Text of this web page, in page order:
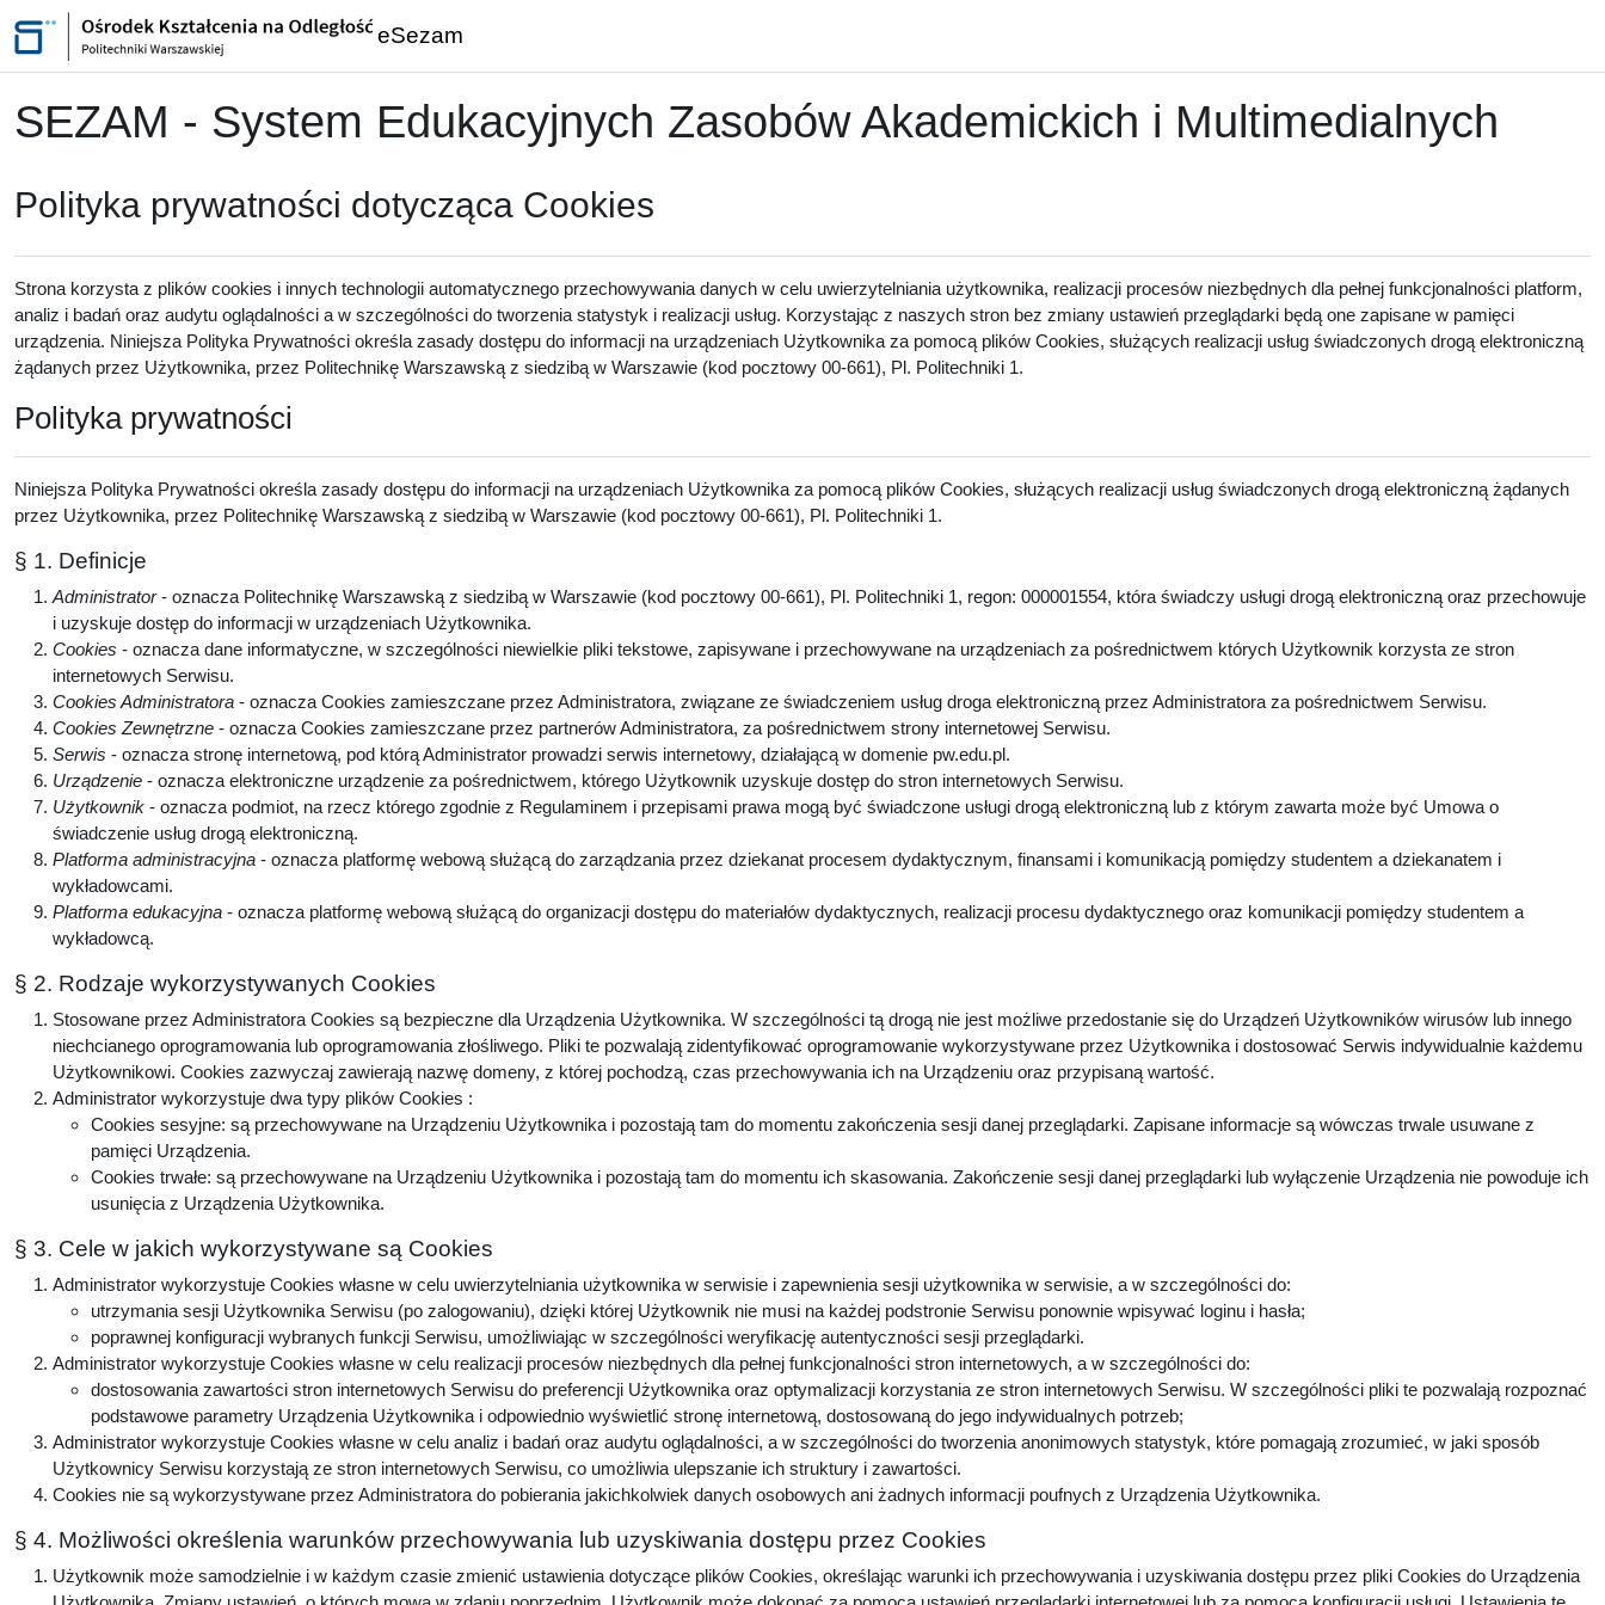
Przejdź do głównej zawartości
eSezam
SEZAM - System Edukacyjnych Zasobów Akademickich i Multimedialnych
Polityka prywatności dotycząca Cookies
Strona korzysta z plików cookies i innych technologii automatycznego przechowywania danych w celu uwierzytelniania użytkownika, realizacji procesów niezbędnych dla pełnej funkcjonalności platform,
analiz i badań oraz audytu oglądalności a w szczególności do tworzenia statystyk i realizacji usług. Korzystając z naszych stron bez zmiany ustawień przeglądarki będą one zapisane w pamięci
urządzenia. Niniejsza Polityka Prywatności określa zasady dostępu do informacji na urządzeniach Użytkownika za pomocą plików Cookies, służących realizacji usług świadczonych drogą elektroniczną
żądanych przez Użytkownika, przez Politechnikę Warszawską z siedzibą w Warszawie (kod pocztowy 00-661), Pl. Politechniki 1.
Polityka prywatności
Niniejsza Polityka Prywatności określa zasady dostępu do informacji na urządzeniach Użytkownika za pomocą plików Cookies, służących realizacji usług świadczonych drogą elektroniczną żądanych
przez Użytkownika, przez Politechnikę Warszawską z siedzibą w Warszawie (kod pocztowy 00-661), Pl. Politechniki 1.
§ 1. Definicje
Administrator- oznacza Politechnikę Warszawską z siedzibą w Warszawie (kod pocztowy 00-661), Pl. Politechniki 1, regon: 000001554, która świadczy usługi drogą elektroniczną oraz przechowuje
i uzyskuje dostęp do informacji w urządzeniach Użytkownika.
Cookies - oznacza dane informatyczne, w szczególności niewielkie pliki tekstowe, zapisywane i przechowywane na urządzeniach za pośrednictwem których Użytkownik korzysta ze stron
internetowych Serwisu.
Cookies Administratora - oznacza Cookies zamieszczane przez Administratora, związane ze świadczeniem usług droga elektroniczną przez Administratora za pośrednictwem Serwisu.
Cookies Zewnętrzne - oznacza Cookies zamieszczane przez partnerów Administratora, za pośrednictwem strony internetowej Serwisu.
Serwis - oznacza stronę internetową, pod którą Administrator prowadzi serwis internetowy, działającą w domenie pw.edu.pl.
Urządzenie - oznacza elektroniczne urządzenie za pośrednictwem, którego Użytkownik uzyskuje dostęp do stron internetowych Serwisu.
Użytkownik - oznacza podmiot, na rzecz którego zgodnie z Regulaminem i przepisami prawa mogą być świadczone usługi drogą elektroniczną lub z którym zawarta może być Umowa o
świadczenie usług drogą elektroniczną.
Platforma administracyjna - oznacza platformę webową służącą do zarządzania przez dziekanat procesem dydaktycznym, finansami i komunikacją pomiędzy studentem a dziekanatem i
wykładowcami.
Platforma edukacyjna - oznacza platformę webową służącą do organizacji dostępu do materiałów dydaktycznych, realizacji procesu dydaktycznego oraz komunikacji pomiędzy studentem a
wykładowcą.
§ 2. Rodzaje wykorzystywanych Cookies
Stosowane przez Administratora Cookies są bezpieczne dla Urządzenia Użytkownika. W szczególności tą drogą nie jest możliwe przedostanie się do Urządzeń Użytkowników wirusów lub innego
niechcianego oprogramowania lub oprogramowania złośliwego. Pliki te pozwalają zidentyfikować oprogramowanie wykorzystywane przez Użytkownika i dostosować Serwis indywidualnie każdemu
Użytkownikowi. Cookies zazwyczaj zawierają nazwę domeny, z której pochodzą, czas przechowywania ich na Urządzeniu oraz przypisaną wartość.
Administrator wykorzystuje dwa typy plików Cookies :
Cookies sesyjne: są przechowywane na Urządzeniu Użytkownika i pozostają tam do momentu zakończenia sesji danej przeglądarki. Zapisane informacje są wówczas trwale usuwane z
pamięci Urządzenia.
Cookies trwałe: są przechowywane na Urządzeniu Użytkownika i pozostają tam do momentu ich skasowania. Zakończenie sesji danej przeglądarki lub wyłączenie Urządzenia nie powoduje ich
usunięcia z Urządzenia Użytkownika.
§ 3. Cele w jakich wykorzystywane są Cookies
Administrator wykorzystuje Cookies własne w celu uwierzytelniania użytkownika w serwisie i zapewnienia sesji użytkownika w serwisie, a w szczególności do:
utrzymania sesji Użytkownika Serwisu (po zalogowaniu), dzięki której Użytkownik nie musi na każdej podstronie Serwisu ponownie wpisywać loginu i hasła;
poprawnej konfiguracji wybranych funkcji Serwisu, umożliwiając w szczególności weryfikację autentyczności sesji przeglądarki.
Administrator wykorzystuje Cookies własne w celu realizacji procesów niezbędnych dla pełnej funkcjonalności stron internetowych, a w szczególności do:
dostosowania zawartości stron internetowych Serwisu do preferencji Użytkownika oraz optymalizacji korzystania ze stron internetowych Serwisu. W szczególności pliki te pozwalają rozpoznać
podstawowe parametry Urządzenia Użytkownika i odpowiednio wyświetlić stronę internetową, dostosowaną do jego indywidualnych potrzeb;
Administrator wykorzystuje Cookies własne w celu analiz i badań oraz audytu oglądalności, a w szczególności do tworzenia anonimowych statystyk, które pomagają zrozumieć, w jaki sposób
Użytkownicy Serwisu korzystają ze stron internetowych Serwisu, co umożliwia ulepszanie ich struktury i zawartości.
Cookies nie są wykorzystywane przez Administratora do pobierania jakichkolwiek danych osobowych ani żadnych informacji poufnych z Urządzenia Użytkownika.
§ 4. Możliwości określenia warunków przechowywania lub uzyskiwania dostępu przez Cookies
Użytkownik może samodzielnie i w każdym czasie zmienić ustawienia dotyczące plików Cookies, określając warunki ich przechowywania i uzyskiwania dostępu przez pliki Cookies do Urządzenia